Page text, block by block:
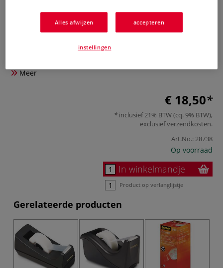
3M™ | Scotch® Plakbandhouder
0 Beoordeling
Meer
€ 18,50
inclusief 21% BTW (cq. 9% BTW),
exclusiefverzendkosten.
Art.No.:28738
Op voorraad
In winkelmandje
Product op verlanglijstje
Gerelateerde producten
Alles afwijzen accepteren
instellingen